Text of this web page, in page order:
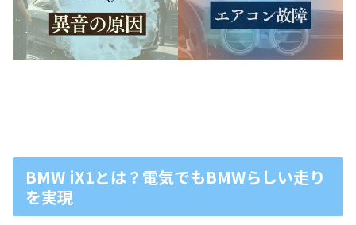
BMW iX1とは？電気でもBMWらしい走り
を実現